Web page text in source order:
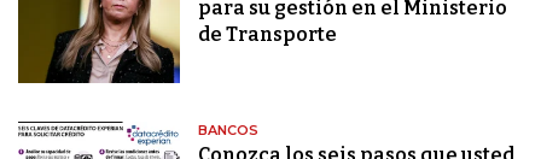
para su gestión en el Ministerio
de Transporte
BANCOS